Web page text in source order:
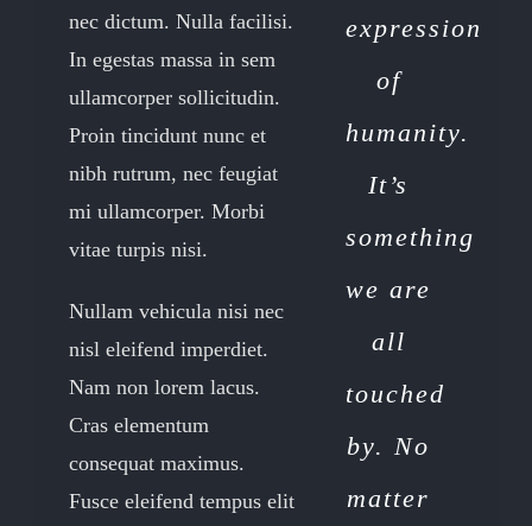
nec dictum. Nulla facilisi.
In egestas massa in sem
ullamcorper sollicitudin.
Proin tincidunt nunc et
nibh rutrum, nec feugiat
mi ullamcorper. Morbi
vitae turpis nisi.
Nullam vehicula nisi nec
nisl eleifend imperdiet.
Nam non lorem lacus.
Cras elementum
consequat maximus.
Fusce eleifend tempus elit
expression
of
humanity.
It’s
something
we are
all
touched
by. No
matter